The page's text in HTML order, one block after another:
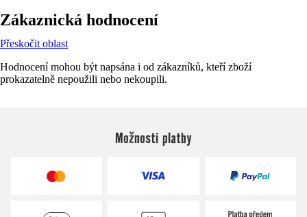
Zákaznická hodnocení
Přeskočit oblast
Hodnocení mohou být napsána i od zákazníků, kteří zboží
prokazatelně nepoužili nebo nekoupili.
Možnosti platby